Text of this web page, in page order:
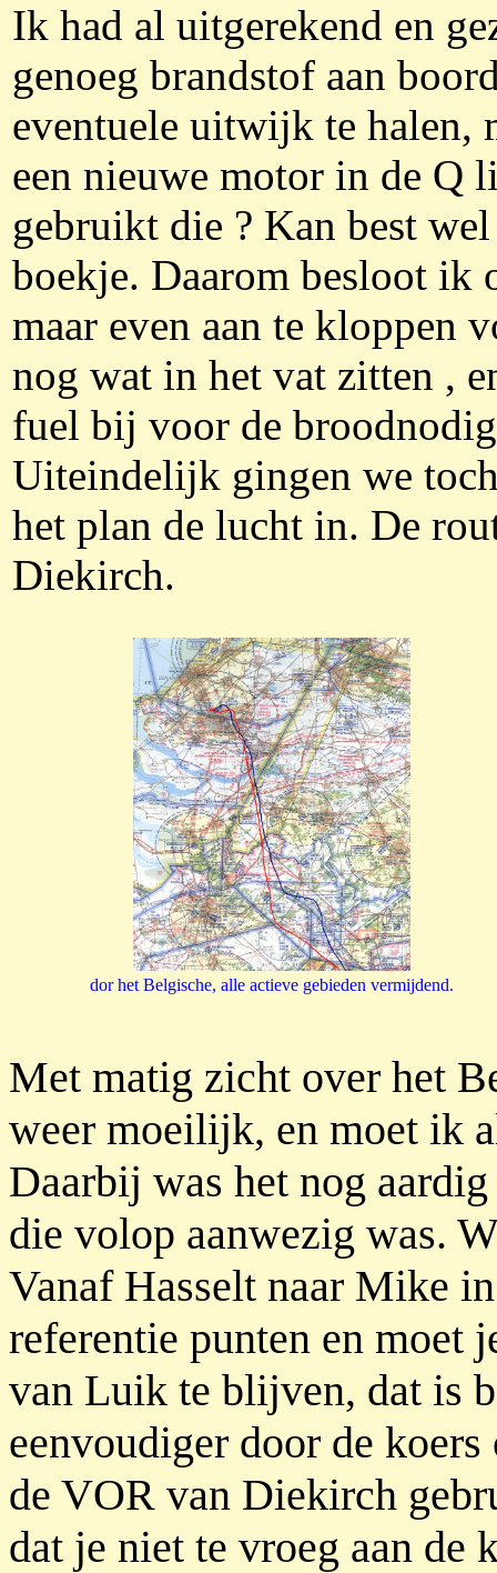
Ik had al uitgerekend en
genoeg brandstof aan
eventuele uitwijk te halen,
een nieuwe motor in de Q
gebruikt die ? Kan best
boekje. Daarom besloot ik
maar even aan te kloppen
nog wat in het vat zitten ,
fuel bij voor de
Uiteindelijk gingen we
het plan de lucht in. De
Diekirch.
dor het Belgische, alle actieve gebieden vermijdend.
Met matig zicht over het
weer moeilijk, en moet ik
Daarbij was het nog
die volop aanwezig was.
Vanaf Hasselt naar Mike
referentie punten en moet
van Luik te blijven, dat is
eenvoudiger door de
de VOR van Diekirch
dat je niet te vroeg aan